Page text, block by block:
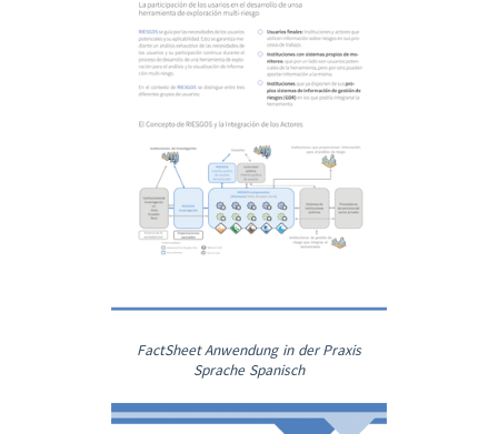
FactSheet Anwendung in der Praxis
Sprache Spanisch